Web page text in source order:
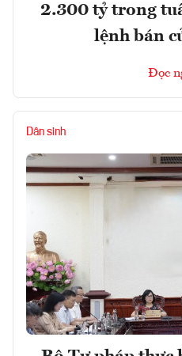
2.300 tỷ trong
lệnh bán
Đọc
Dân sinh